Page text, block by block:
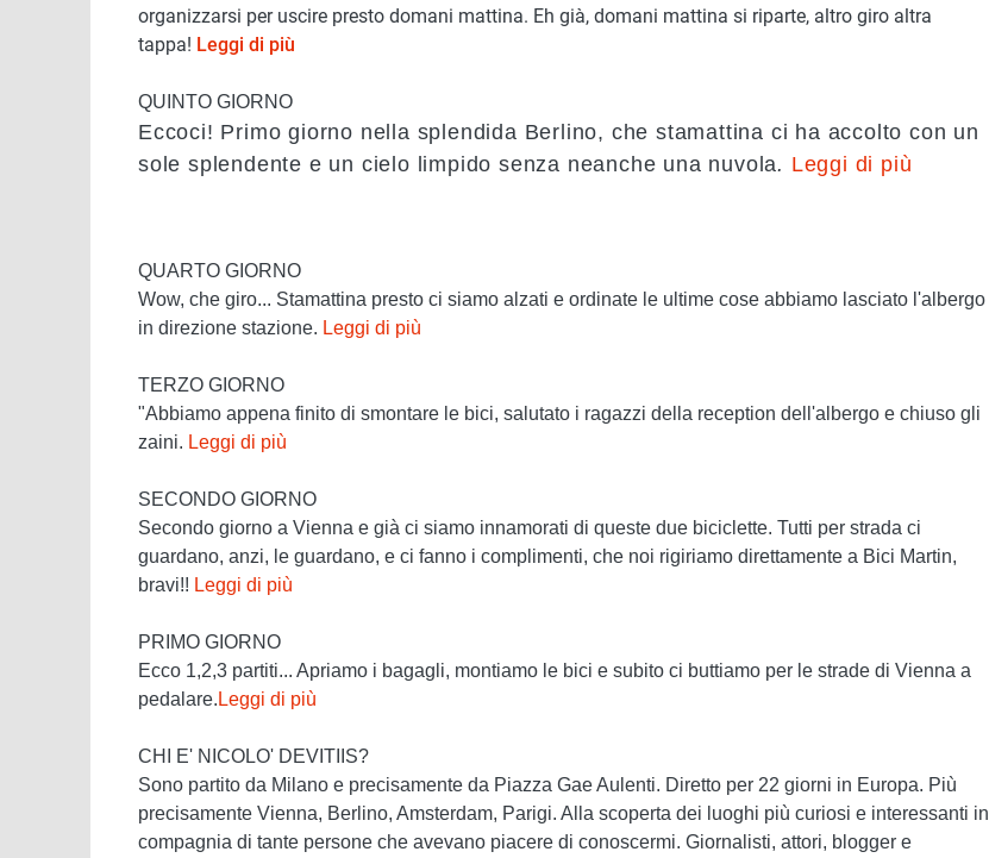
organizzarsi per uscire presto domani mattina. Eh già, domani mattina si riparte, altro giro altra
tappa! Leggi di più
QUINTO GIORNO
Eccoci! Primo giorno nella splendida Berlino, che stamattina ci ha accolto con un
sole splendente e un cielo limpido senza neanche una nuvola. Leggi di più
QUARTO GIORNO
Wow, che giro... Stamattina presto ci siamo alzati e ordinate le ultime cose abbiamo lasciato l'albergo
in direzione stazione. Leggi di più
TERZO GIORNO
"Abbiamo appena finito di smontare le bici, salutato i ragazzi della reception dell'albergo e chiuso gli
zaini. Leggi di più
SECONDO GIORNO
Secondo giorno a Vienna e già ci siamo innamorati di queste due biciclette. Tutti per strada ci
guardano, anzi, le guardano, e ci fanno i complimenti, che noi rigiriamo direttamente a Bici Martin,
bravi!! Leggi di più
PRIMO GIORNO
Ecco 1,2,3 partiti... Apriamo i bagagli, montiamo le bici e subito ci buttiamo per le strade di Vienna a
pedalare. Leggi di più
CHI E' NICOLO' DEVITIIS?
Sono partito da Milano e precisamente da Piazza Gae Aulenti. Diretto per 22 giorni in Europa. Più
precisamente Vienna, Berlino, Amsterdam, Parigi. Alla scoperta dei luoghi più curiosi e interessanti in
compagnia di tante persone che avevano piacere di conoscermi. Giornalisti, attori, blogger e